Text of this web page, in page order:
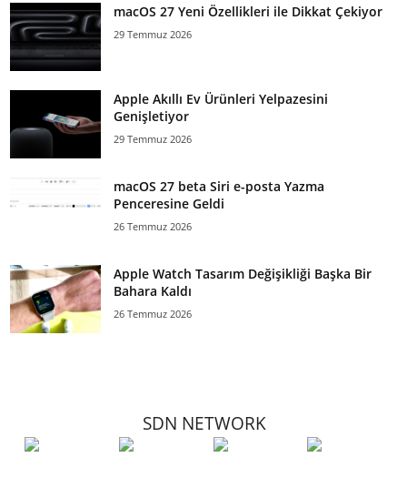
macOS 27 Yeni Özellikleri ile Dikkat Çekiyor
29 Temmuz 2026
Apple Akıllı Ev Ürünleri Yelpazesini
Genişletiyor
29 Temmuz 2026
macOS 27 beta Siri e-posta Yazma
Penceresine Geldi
26 Temmuz 2026
Apple Watch Tasarım Değişikliği Başka Bir
Bahara Kaldı
26 Temmuz 2026
SDN NETWORK